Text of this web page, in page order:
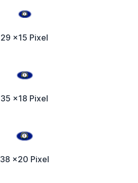
29 x15 Pixel
35 x18 Pixel
38 x20 Pixel